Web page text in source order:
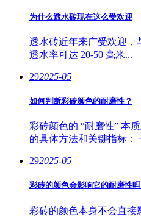
为什么透水砖现在这么受欢迎
透水砖近年来广受欢迎，
透水率可达 20-50 毫米...
292025-05
如何判断彩砖颜色的耐磨性？
彩砖颜色的 “耐磨性” 本
的具体方法和关键指标：
292025-05
彩砖的颜色会影响它的耐磨性吗
彩砖的颜色本身不会直接